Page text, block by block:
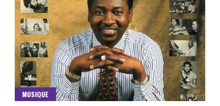
MUSIQUE